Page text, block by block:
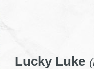
Lucky Luke